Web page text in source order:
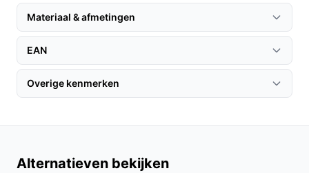
volg deze tips:
Installatie & setup
Het monteren van de stoel is eenvoudig. Volg de
bijgeleverde instructies stap voor stap en zorg ervoor
dat je de zithoogte aanpast aan jouw voorkeur voor
Zitdiepte van 50 cm: Dit zorgt voor een goede
Materiaal & afmetingen
EAN
Overige kenmerken
Alternatieven bekijken